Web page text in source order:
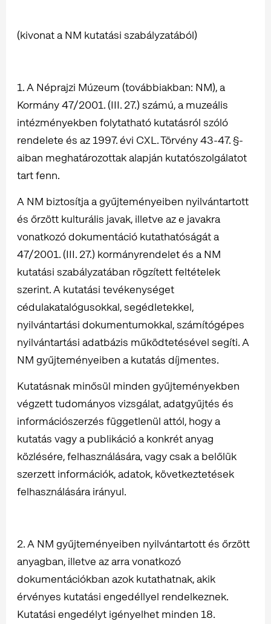
(kivonat a NM kutatási szabályzatából)
1. A Néprajzi Múzeum (továbbiakban: NM), a
Kormány 47/2001. (III. 27.) számú, a muzeális
intézményekben folytatható kutatásról szóló
rendelete és az 1997. évi CXL. Törvény 43-47. §-
aiban meghatározottak alapján kutatószolgálatot
tart fenn.
A NM biztosítja a gyűjteményeiben nyilvántartott
és őrzött kulturális javak, illetve az e javakra
vonatkozó dokumentáció kutathatóságát a
47/2001. (III. 27.) kormányrendelet és a NM
kutatási szabályzatában rögzített feltételek
szerint. A kutatási tevékenységet
cédulakatalógusokkal, segédletekkel,
nyilvántartási dokumentumokkal, számítógépes
nyilvántartási adatbázis működtetésével segíti. A
NM gyűjteményeiben a kutatás díjmentes.
Kutatásnak minősül minden gyűjteményekben
végzett tudományos vizsgálat, adatgyűjtés és
információszerzés függetlenül attól, hogy a
kutatás vagy a publikáció a konkrét anyag
közlésére, felhasználására, vagy csak a belőlük
szerzett információk, adatok, következtetések
felhasználására irányul.
2. A NM gyűjteményeiben nyilvántartott és őrzött
anyagban, illetve az arra vonatkozó
dokumentációkban azok kutathatnak, akik
érvényes kutatási engedéllyel rendelkeznek.
Kutatási engedélyt igényelhet minden 18.